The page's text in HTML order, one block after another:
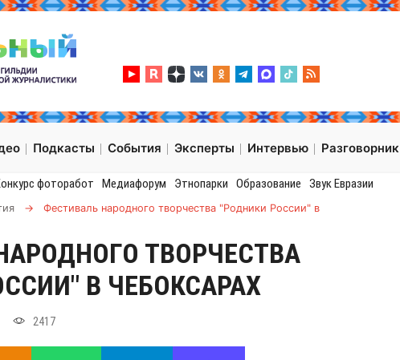
Подкасты События Эксперты Интервью Разговорник
фоторабот Медиафорум Этнопарки Образование Звук Евразии
→
Фестиваль народного творчества "Родники России" в
ТВОРЧЕСТВА
В ЧЕБОКСАРАХ
2417